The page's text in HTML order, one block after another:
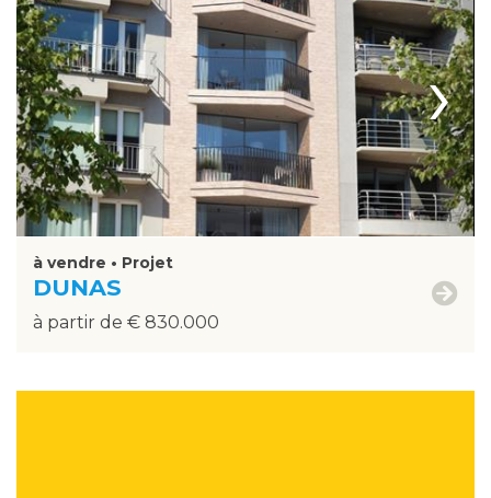
›
à vendre • Projet
DUNAS
à partir de € 830.000